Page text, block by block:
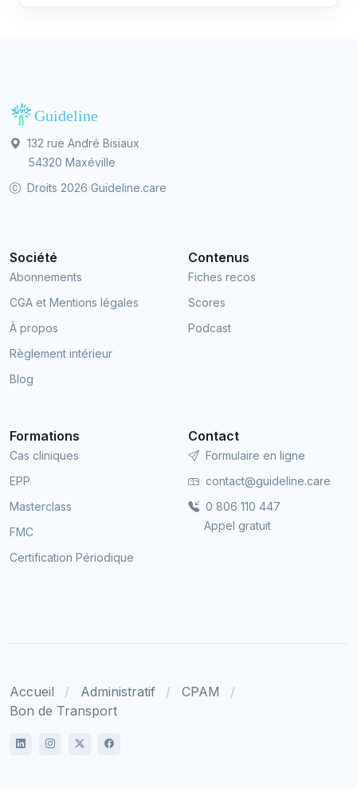
132 rue André Bisiaux
54320 Maxéville
Droits 2026 Guideline.care
Société
Abonnements
CGA et Mentions légales
À propos
Règlement intérieur
Blog
Contenus
Fiches recos
Scores
Podcast
Formations
Cas cliniques
EPP
Masterclass
FMC
Certification Périodique
Contact
Formulaire en ligne
contact@guideline.care
0 806 110 447
Appel gratuit
Accueil Administratif
CPAM
Bon de Transport